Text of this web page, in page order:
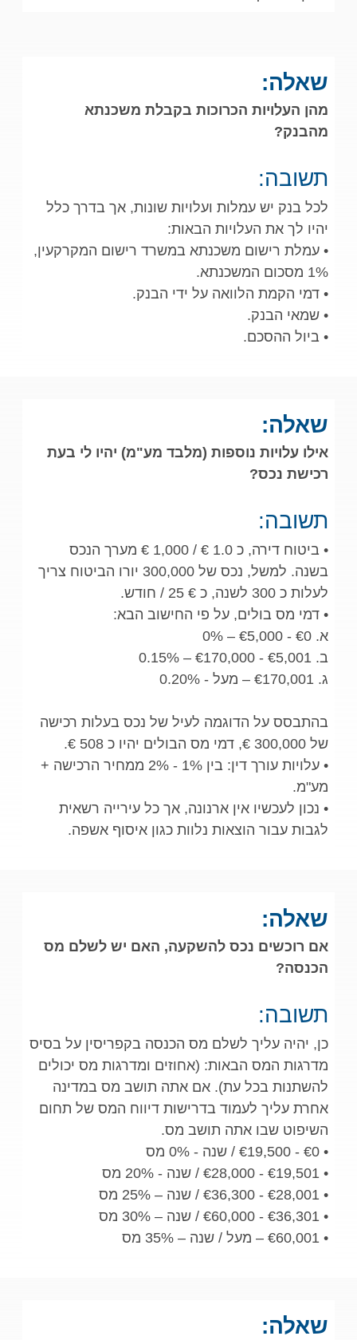
שאלה:
מהן העלויות הכרוכות בקבלת משכנתא
מהבנק?
תשובה:
לכל בנק יש עמלות ועלויות שונות, אך בדרך כלל
יהיו לך את העלויות הבאות:
• עמלת רישום משכנתא במשרד רישום המקרקעין,
1% מסכום המשכנתא.
• דמי הקמת הלוואה על ידי הבנק.
• שמאי הבנק.
• ביול ההסכם.
שאלה:
אילו עלויות נוספות (מלבד מע"מ) יהיו לי בעת
רכישת נכס?
תשובה:
• ביטוח דירה, כ 1.0 € / 1,000 € מערך הנכס
בשנה. למשל, נכס של 300,000 יורו הביטוח צריך
לעלות כ 300 לשנה, כ € 25 / חודש.
• דמי מס בולים, על פי החישוב הבא:
א. €0 - €5,000 – 0%
ב. €5,001 - €170,000 – 0.15%
ג. €170,001 – מעל - 0.20%
בהתבסס על הדוגמה לעיל של נכס בעלות רכישה
של 300,000 €, דמי מס הבולים יהיו כ 508 €.
• עלויות עורך דין: בין 1% - 2% ממחיר הרכישה +
מע"מ.
• נכון לעכשיו אין ארנונה, אך כל עירייה רשאית
לגבות עבור הוצאות נלוות כגון איסוף אשפה.
שאלה:
אם רוכשים נכס להשקעה, האם יש לשלם מס
הכנסה?
תשובה:
כן, יהיה עליך לשלם מס הכנסה בקפריסין על בסיס
מדרגות המס הבאות: (אחוזים ומדרגות מס יכולים
להשתנות בכל עת). אם אתה תושב מס במדינה
אחרת עליך לעמוד בדרישות דיווח המס של תחום
השיפוט שבו אתה תושב מס.
• €0 - €19,500 / שנה - 0% מס
• €19,501 - €28,000 / שנה - 20% מס
• €28,001 - €36,300 / שנה – 25% מס
• €36,301 - €60,000 / שנה – 30% מס
• €60,001 – מעל / שנה – 35% מס
שאלה: